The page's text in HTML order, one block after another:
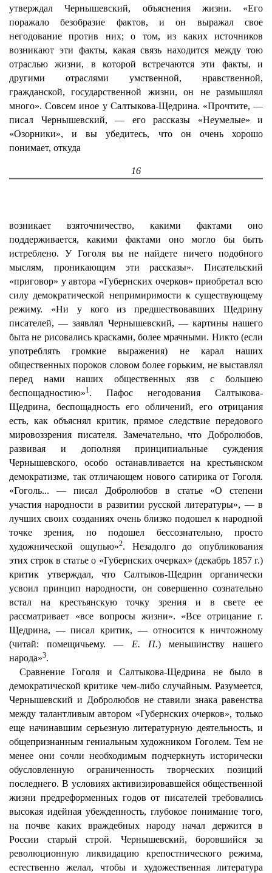
утверждал Чернышевский, объяснения жизни. «Его
поражало безобразие фактов, и он выражал свое
негодование против них; о том, из каких источников
возникают эти факты, какая связь находится между тою
отраслью жизни, в которой встречаются эти факты, и
другими отраслями умственной, нравственной,
гражданской, государственной жизни, он не размышлял
много». Совсем иное у Салтыкова-Щедрина. «Прочтите, —
писал Чернышевский, — его рассказы «Неумелые» и
«Озорники», и вы убедитесь, что он очень хорошо
понимает, откуда
16
возникает взяточничество, какими фактами оно
поддерживается, какими фактами оно могло бы быть
истреблено. У Гоголя вы не найдете ничего подобного
мыслям, проникающим эти рассказы». Писательский
«приговор» у автора «Губернских очерков» приобретал всю
силу демократической непримиримости к существующему
режиму. «Ни у кого из предшествовавших Щедрину
писателей, — заявлял Чернышевский, — картины нашего
быта не рисовались красками, более мрачными. Никто (если
употреблять громкие выражения) не карал наших
общественных пороков словом более горьким, не выставлял
перед нами наших общественных язв с большею
беспощадностию»1 . Пафос негодования Салтыкова-
Щедрина, беспощадность его обличений, его отрицания
есть, как объяснял критик, прямое следствие передового
мировоззрения писателя. Замечательно, что Добролюбов,
развивая и дополняя принципиальные суждения
Чернышевского, особо останавливается на крестьянском
демократизме, так отличающем нового сатирика от Гоголя.
«Гоголь... — писал Добролюбов в статье «О степени
участия народности в развитии русской литературы», — в
лучших своих созданиях очень близко подошел к народной
точке зрения, но подошел бессознательно, просто
художнической ощупью»2. Незадолго до опубликования
этих строк в статье о «Губернских очерках» (декабрь 1857 г.)
критик утверждал, что Салтыков-Щедрин органически
усвоил принцип народности, он совершенно сознательно
встал на крестьянскую точку зрения и в свете ее
рассматривает «все вопросы жизни». «Все отрицание г.
Щедрина, — писал критик, — относится к ничтожному
(читай: помещичьему. — Е. П.) меньшинству нашего
народа»3.
Сравнение Гоголя и Салтыкова-Щедрина не было в
демократической критике чем-либо случайным. Разумеется,
Чернышевский и Добролюбов не ставили знака равенства
между талантливым автором «Губернских очерков», только
еще начинавшим серьезную литературную деятельность, и
общепризнанным гениальным художником Гоголем. Тем не
менее они сочли необходимым подчеркнуть исторически
обусловленную ограниченность творческих позиций
последнего. В условиях активизировавшейся общественной
жизни предреформенных годов от писателей требовались
высокая идейная убежденность, глубокое понимание того,
на почве каких враждебных народу начал держится в
России старый строй. Чернышевский, боровшийся за
революционную ликвидацию крепостнического режима,
естественно желал, чтобы и художественная литература